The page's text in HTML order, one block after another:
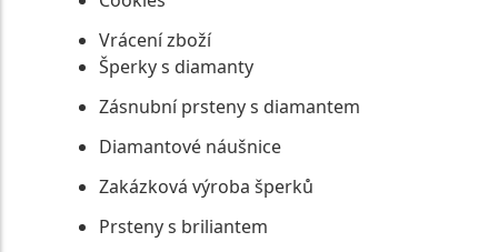
Vrácení zboží
Šperky s diamanty
Zásnubní prsteny s diamantem
Diamantové náušnice
Zakázková výroba šperků
Prsteny s briliantem